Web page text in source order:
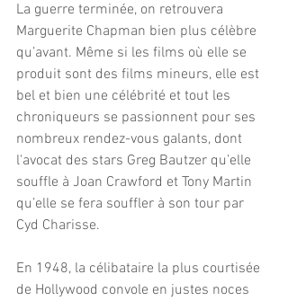
La guerre terminée, on retrouvera
Marguerite Chapman bien plus célèbre
qu’avant. Même si les films où elle se
produit sont des films mineurs, elle est
bel et bien une célébrité et tout les
chroniqueurs se passionnent pour ses
nombreux rendez-vous galants, dont
l'avocat des stars Greg Bautzer qu’elle
souffle à Joan Crawford et Tony Martin
qu’elle se fera souffler à son tour par
Cyd Charisse.
En 1948, la célibataire la plus courtisée
de Hollywood convole en justes noces